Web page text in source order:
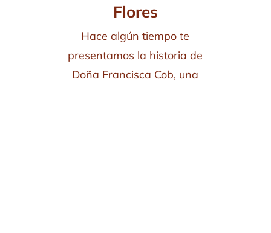
Flores
Hace algún tiempo te
presentamos la historia de
Doña Francisca Cob, una